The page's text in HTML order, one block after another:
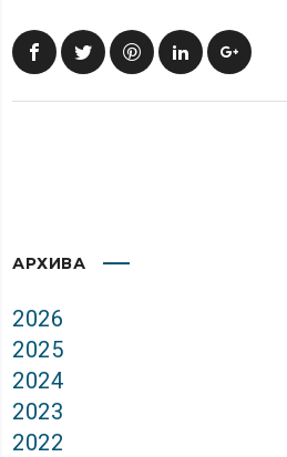
АРХИВА
2026
2025
2024
2023
2022